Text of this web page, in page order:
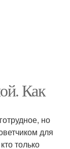
Как
но
для
только